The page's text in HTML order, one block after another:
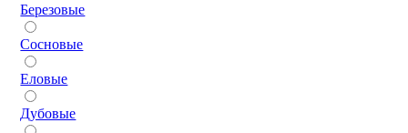
Березовые
Сосновые
Еловые
Дубовые